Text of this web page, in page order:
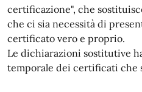
certificazione", che
che ci sia necessità di
certificato vero e proprio.
Le dichiarazioni sostitutive
temporale dei certificati che